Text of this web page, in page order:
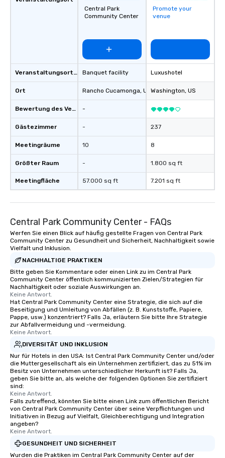
Veranstaltungsortstyp
Ort
Bewertung des Veranstaltungsortes
Gästezimmer
Meetingräume
Größter Raum
Meetingfläche
Central Park
Community Center
Banquet facility
Rancho Cucamonga, US
-
-
10
-
57.000 sq ft
Promote your
venue
Luxushotel
Washington, US
237
8
1.800 sq ft
7.201 sq ft
Central Park Community Center - FAQs
Werfen Sie einen Blick auf häufig gestellte Fragen von Central Park
Community Center zu Gesundheit und Sicherheit, Nachhaltigkeit sowie
Vielfalt und Inklusion.
NACHHALTIGE PRAKTIKEN
Bitte geben Sie Kommentare oder einen Link zu im Central Park
Community Center öffentlich kommunizierten Zielen/Strategien für
Nachhaltigkeit oder soziale Auswirkungen an.
Keine Antwort.
Hat Central Park Community Center eine Strategie, die sich auf die
Beseitigung und Umleitung von Abfällen (z. B. Kunststoffe, Papiere,
Pappe, usw.) konzentriert? Falls Ja, erläutern Sie bitte Ihre Strategie
zur Abfallvermeidung und -vermeidung.
Keine Antwort.
DIVERSITÄT UND INKLUSION
Nur für Hotels in den USA: Ist Central Park Community Center und/oder
die Muttergesellschaft als ein Unternehmen zertifiziert, das zu 51% im
Besitz von Unternehmen unterschiedlicher Herkunft ist? Falls Ja,
geben Sie bitte an, als welche der folgenden Optionen Sie zertifiziert
sind:
Keine Antwort.
Falls zutreffend, könnten Sie bitte einen Link zum öffentlichen Bericht
von Central Park Community Center über seine Verpflichtungen und
Initiativen in Bezug auf Vielfalt, Gleichberechtigung und Integration
angeben?
Keine Antwort.
GESUNDHEIT UND SICHERHEIT
Wurden die Praktiken im Central Park Community Center auf der